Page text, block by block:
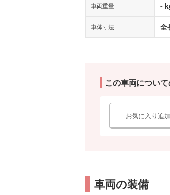
車両重量 -
車体寸法 全
この車両につい
お気に入り追加
車両の装備